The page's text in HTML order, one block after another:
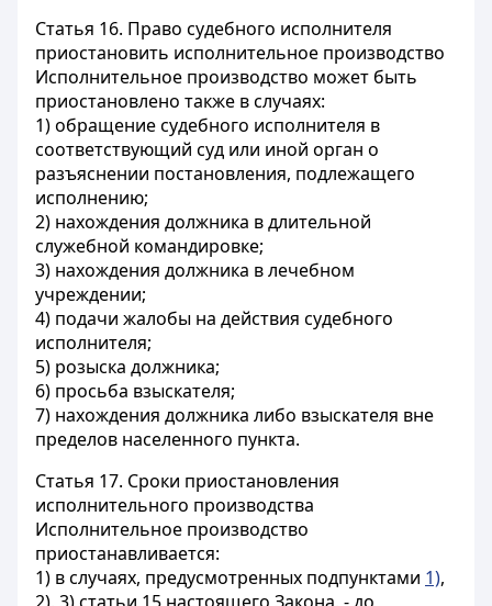
Статья 16. Право судебного исполнителя
приостановить исполнительное производство
Исполнительное производство может быть
приостановлено также в случаях:
1) обращение судебного исполнителя в
соответствующий суд или иной орган о
разъяснении постановления, подлежащего
исполнению;
2) нахождения должника в длительной
служебной командировке;
3) нахождения должника в лечебном
учреждении;
4) подачи жалобы на действия судебного
исполнителя;
5) розыска должника;
6) просьба взыскателя;
7) нахождения должника либо взыскателя вне
пределов населенного пункта.
Статья 17. Сроки приостановления
исполнительного производства
Исполнительное производство
приостанавливается:
1) в случаях, предусмотренных подпунктами 1),